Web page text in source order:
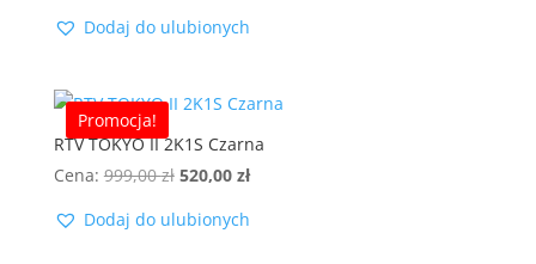
wynosiła:wynosi:
Dodaj do ulubionych
Promocja!
RTV TOKYO II 2K1S Czarna
Cena: 999,00zł Pierwotna
wynosiła:
520,00 złAktualna
wynosi:
Dodaj do ulubionych